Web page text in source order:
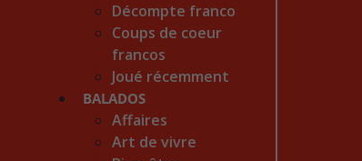
Décompte franco
Coups de coeur
francos
Joué récemment
BALADOS
Affaires
Art de vivre